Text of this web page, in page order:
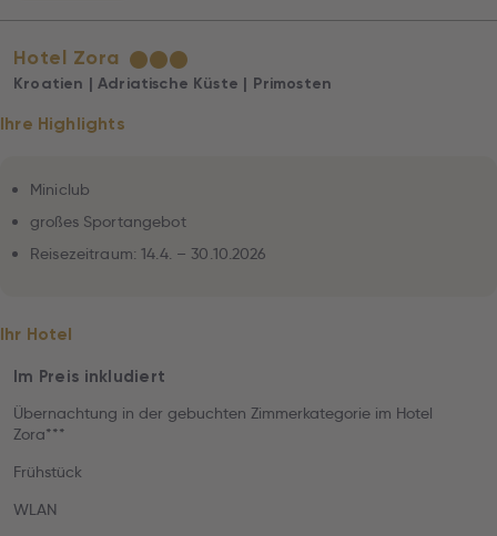
Hotel Zora ★★★
Kroatien | Adriatische Küste | Primosten
Ihre Highlights
Miniclub
großes Sportangebot
Reisezeitraum: 14.4. – 30.10.2026
Ihr Hotel
Im Preis inkludiert
Übernachtung in der gebuchten Zimmerkategorie im Hotel
Zora***
Frühstück
WLAN